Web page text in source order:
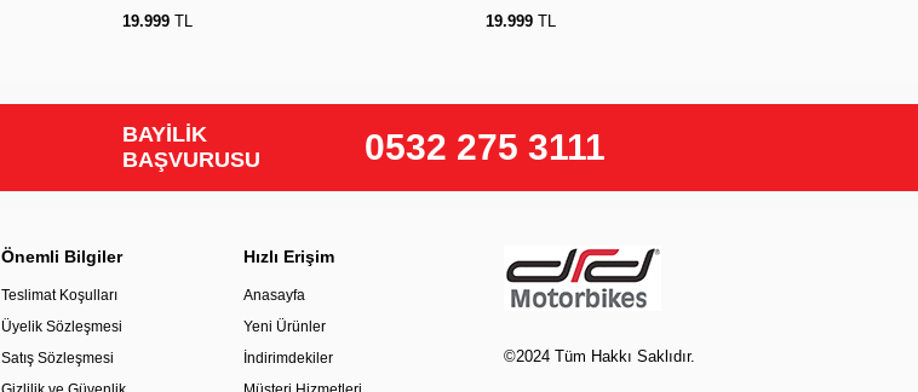
19.999 TL 19.999 TL
BAYİLİK
BAŞVURUSU
0532 275 3111
Önemli Bilgiler
Teslimat Koşulları
Üyelik Sözleşmesi
Satış Sözleşmesi
Hızlı Erişim
Anasayfa
Yeni Ürünler
İndirimdekiler
©2024 Tüm Hakkı Saklıdır.